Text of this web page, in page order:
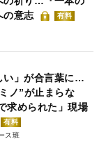
の意志
有料
い」が合言葉に…
ノ”が止まらな
められた」現場
有料
ス班